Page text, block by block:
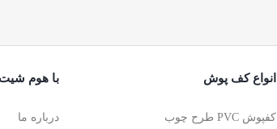
انواع کف پوش
کفپوش PVC طرح چوب
با هوم شیت
درباره ما